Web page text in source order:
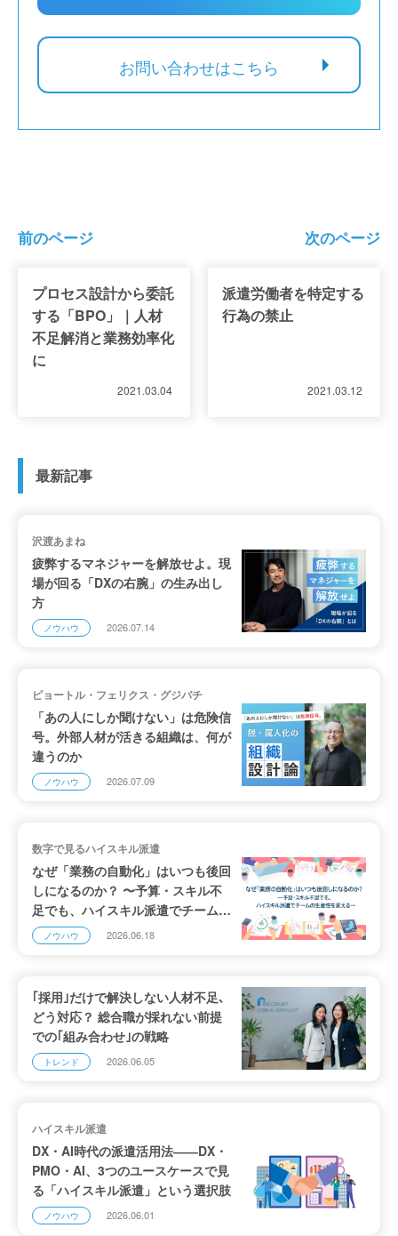
お問い合わせはこちら
前のページ
プロセス設計から委託
する「BPO」｜人材
不足解消と業務効率化
に
2021.03.04
次のページ
派遣労働者を特定する
行為の禁止
2021.03.12
最新記事
沢渡あまね
疲弊するマネジャーを解放せよ。現
場が回る「DXの右腕」の生み出し
方
ノウハウ 2026.07.14
ピョートル・フェリクス・グジバチ
「あの人にしか聞けない」は危険信
号。外部人材が活きる組織は、何が
違うのか
ノウハウ 2026.07.09
数字で見るハイスキル派遣
なぜ「業務の自動化」はいつも後回
しになるのか？ 〜予算・スキル不
足でも、ハイスキル派遣でチームの
生産性を変える〜
ノウハウ 2026.06.18
｢採用｣だけで解決しない人材不足､
どう対応？ 総合職が採れない前提
での｢組み合わせ｣の戦略
トレンド 2026.06.05
ハイスキル派遣
DX・AI時代の派遣活用法――DX・
PMO・AI、3つのユースケースで見
る「ハイスキル派遣」という選択肢
ノウハウ 2026.06.01